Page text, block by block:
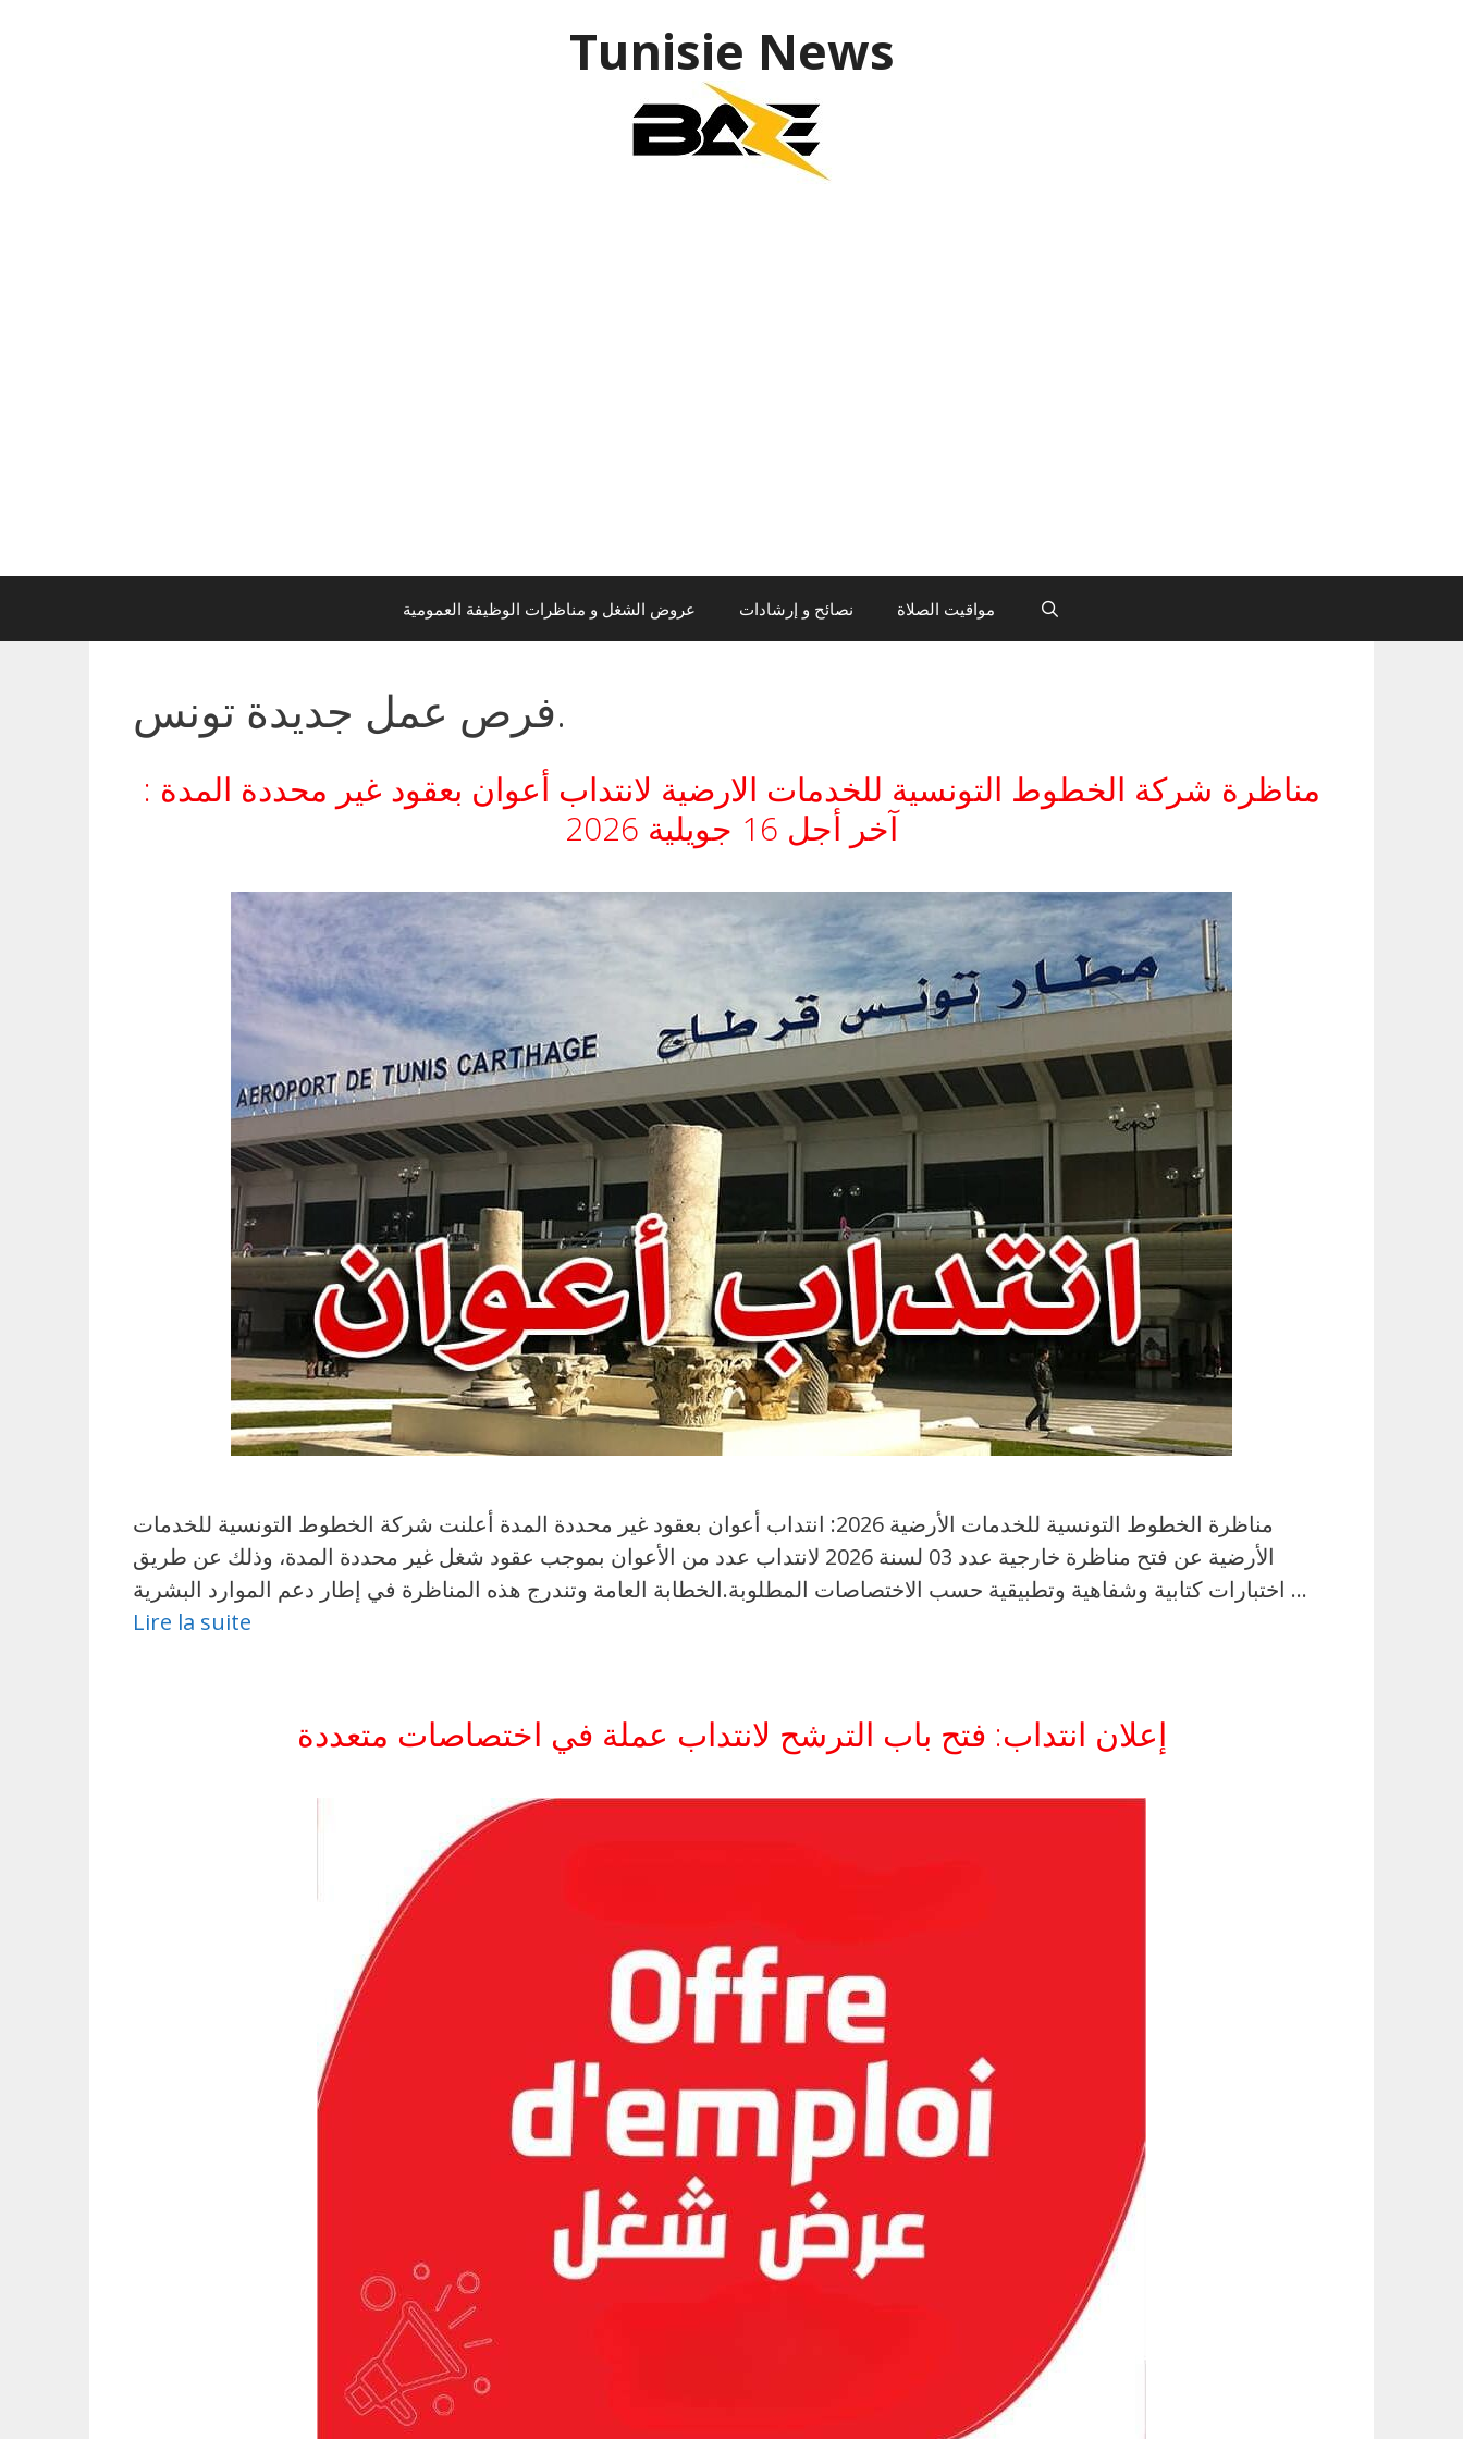
Tunisie News
عروض الشغل و مناظرات الوظيفة العمومية نصائح و إرشادات مواقيت الصلاة
فرص عمل جديدة تونس.
مناظرة شركة الخطوط التونسية للخدمات الارضية لانتداب أعوان بعقود غير محددة المدة :
آخر أجل 16 جويلية 2026
مناظرة الخطوط التونسية للخدمات الأرضية 2026: انتداب أعوان بعقود غير محددة المدة أعلنت شركة الخطوط التونسية للخدمات
الأرضية عن فتح مناظرة خارجية عدد 03 لسنة 2026 لانتداب عدد من الأعوان بموجب عقود شغل غير محددة المدة، وذلك عن طريق
اختبارات كتابية وشفاهية وتطبيقية حسب الاختصاصات المطلوبة.الخطابة العامة وتندرج هذه المناظرة في إطار دعم الموارد البشرية …
Lire la suite
إعلان انتداب: فتح باب الترشح لانتداب عملة في اختصاصات متعددة